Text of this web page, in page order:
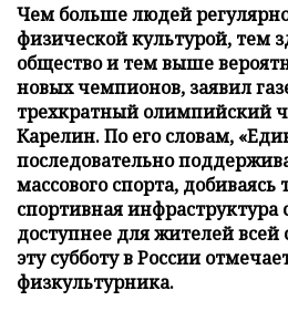
Чем больше людей
физической культурой, тем
общество и тем выше
новых чемпионов, заявил
трехкратный олимпийский
Карелин. По его словам,
последовательно
массового спорта, добиваясь
спортивная инфраструктура
доступнее для жителей
эту субботу в России
физкультурника.